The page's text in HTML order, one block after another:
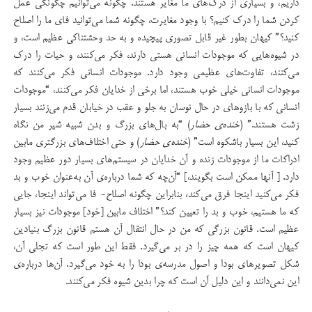
داریم، و بسیاری از درک‌های ما مغایر هستند. چگونه می‌توانیم چگونگی عمل
کردن شما را درک کنیم؟ با وجود مغایرت، چگونه شما می‌توانید فای ما را اصلاح
کنید؟” کیهان بطور غیر قابل تصوری پیچیده و به حد وحشتناکی عظیم است، و
در شیوه‌هایی که موجودات انسانی هستی دارند، فکر می‌کنند، و حیات را درک
می‌کنند، تفاوت‌های عظیمی وجود دارد. موجودات انسانی فکر می‌کنند که
موجودات انسانی خیلی خوب هستند، اما برخی از خدایان فکر می‌کنند، “موجودات
انسانی که با بازوهای در حال نوسان به جلو و عقب در خیابان قدم می‌زنند بسیار
زشت هستند.” (خنده‌ی حضار) “به بال‌های بزرگ و بدن شبیه شیر من نگاه
کنید، این بسیار باشکوه است” (خنده‌ی حضار) و حتی اختلاف‌های بزرگتری مابین
ادراکات ما از موجودات زنده و آن خدایان در سیستم‌های بسیار دور عظیم وجود
دارد. [ آنها ممکن است بگویند،] “آن‌چه که شما درباره‌ی آن به‌عنوان خوب و بد
فکر می‌کنید اینجا فرق می‌کند، بنابراین چگونه اصلاح- فا می‌تواند اینجا، جایی
که ما هستیم، خوب و بد را تعیین کند؟” اختلاف مابین [خود] موجودات نیز بسیار
عظیم است. قانون بزرگی که من در حال انتقال آن هستم قانون بزرگ بنیادین
کیهان است که همه چیز را در بر می‌گیرد. فقط این طور است که تجلی آن،
شکل تصویرهای بودا و اصول مدرسه‌ی بودا را به خود می‌گیرد. آن‌ها درباره‌‌ی
این نمی‌دانند و این دلیل آن است که چرا بدین شیوه فکر می‌کنند.